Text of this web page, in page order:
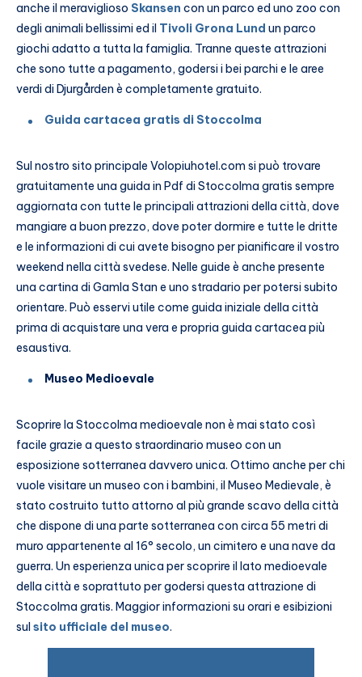
anche il meraviglioso Skansen con un parco ed uno zoo con
degli animali bellissimi ed il Tivoli Grona Lund un parco
giochi adatto a tutta la famiglia. Tranne queste attrazioni
che sono tutte a pagamento, godersi i bei parchi e le aree
verdi di Djurgården è completamente gratuito.
Guida cartacea gratis di Stoccolma
Sul nostro sito principale Volopiuhotel.com si può trovare
gratuitamente una guida in Pdf di Stoccolma gratis sempre
aggiornata con tutte le principali attrazioni della città, dove
mangiare a buon prezzo, dove poter dormire e tutte le dritte
e le informazioni di cui avete bisogno per pianificare il vostro
weekend nella città svedese. Nelle guide è anche presente
una cartina di Gamla Stan e uno stradario per potersi subito
orientare. Può esservi utile come guida iniziale della città
prima di acquistare una vera e propria guida cartacea più
esaustiva.
Museo Medioevale
Scoprire la Stoccolma medioevale non è mai stato così
facile grazie a questo straordinario museo con un
esposizione sotterranea davvero unica. Ottimo anche per chi
vuole visitare un museo con i bambini, il Museo Medievale, è
stato costruito tutto attorno al più grande scavo della città
che dispone di una parte sotterranea con circa 55 metri di
muro appartenente al 16° secolo, un cimitero e una nave da
guerra. Un esperienza unica per scoprire il lato medioevale
della città e soprattuto per godersi questa attrazione di
Stoccolma gratis. Maggior informazioni su orari e esibizioni
sulsito ufficiale del museo.